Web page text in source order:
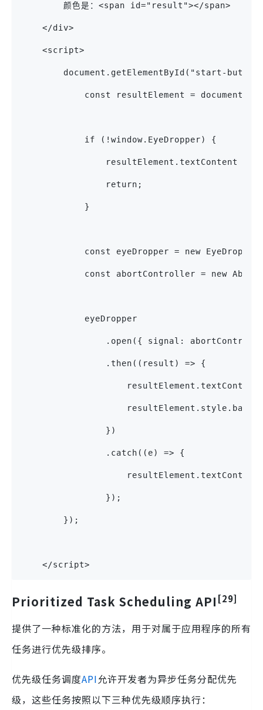
        颜色是：<span id="result"></span>
    </div>
    <script>
document.getElementById("start-
const resultElement =
            if (!window.EyeDropper) {
resultElement.textContent = "
                return;
            }
const eyeDropper = new
const abortController = new
            eyeDropper
.open({ signal:
                .then((result) => {
resultElement.textContent
                })
                .catch((e) => {
resultElement.textContent
                });
        });
    </script>
Prioritized Task Scheduling API [29]
提供了一种标准化的方法，用于对属于应用程序的所有
任务进行优先级排序。
优先级任务调度API允许开发者为异步任务分配优先
级，这些任务按照以下三种优先级顺序执行：